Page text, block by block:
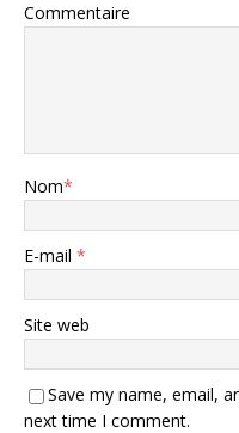
Commentaire
Nom*
E-mail *
Site web
Save my name, email,
next time I comment.